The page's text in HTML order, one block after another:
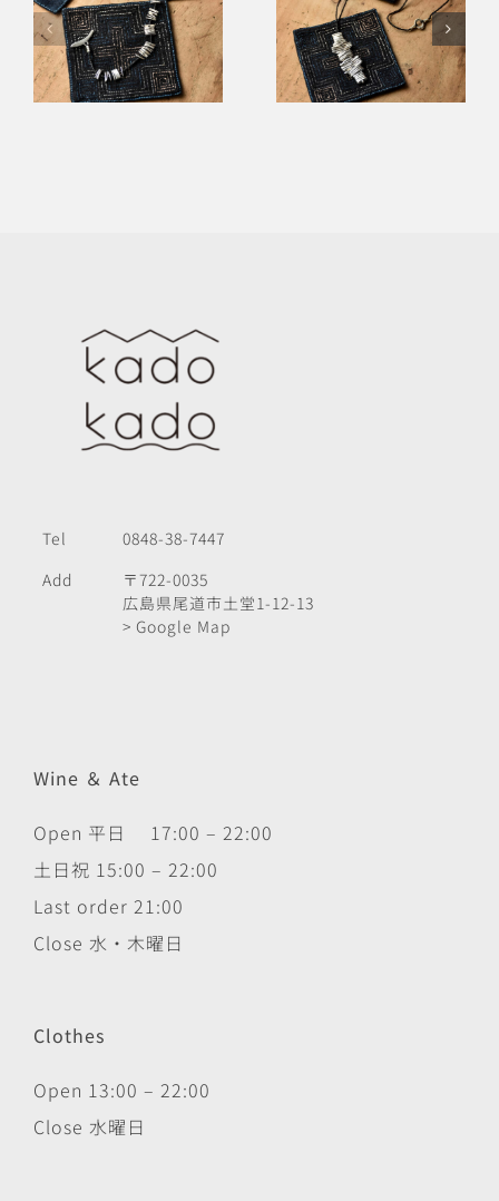
Tel
0848-38-7447
Add
〒722-0035
広島県尾道市土堂1-12-13
> Google Map
Wine ＆ Ate
Open 平日 17:00 – 22:00
土日祝 15:00 – 22:00
Last order 21:00
Close 水・木曜日
Clothes
Open 13:00 – 22:00
Close 水曜日